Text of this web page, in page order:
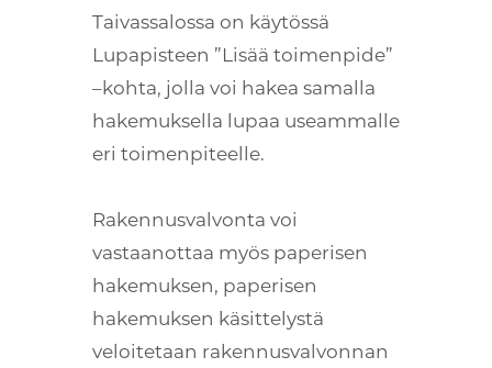
Taivassalossa on käytössä
Lupapisteen ”Lisää toimenpide”
–kohta, jolla voi hakea samalla
hakemuksella lupaa useammalle
eri toimenpiteelle.
Rakennusvalvonta voi
vastaanottaa myös paperisen
hakemuksen, paperisen
hakemuksen käsittelystä
veloitetaan rakennusvalvonnan